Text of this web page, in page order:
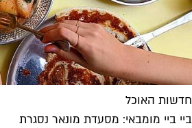
חדשות האוכל
ביי ביי מומבאי: מסעדת מונאר נסגרת